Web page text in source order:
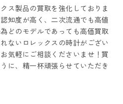
ス製品の買取を強化しておりま
知度が高く、二次流通でも高値
どのモデルであっても高価買取
ないロレックスの時計がござい
気軽にご相談くださいませ！買
に、精一杯頑張らせていただき